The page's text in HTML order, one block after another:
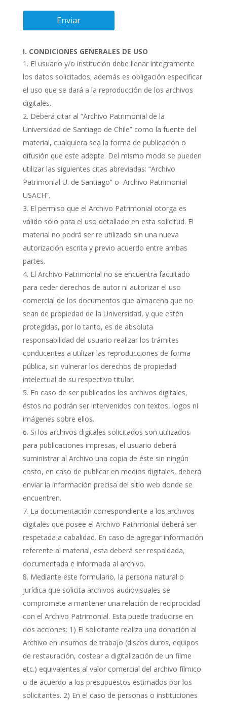
I. CONDICIONES GENERALES DE USO
El usuario y/o institución debe llenar íntegramente
los datos solicitados; además es obligación especificar
el uso que se dará a la reproducción de los archivos
digitales.
Deberá citar al “Archivo Patrimonial de la
Universidad de Santiago de Chile” como la fuente del
material, cualquiera sea la forma de publicación o
difusión que este adopte. Del mismo modo se pueden
utilizar las siguientes citas abreviadas: “Archivo
Patrimonial U. de Santiago” o Archivo Patrimonial
USACH”.
El permiso que el Archivo Patrimonial otorga es
válido sólo para el uso detallado en esta solicitud. El
material no podrá ser re utilizado sin una nueva
autorización escrita y previo acuerdo entre ambas
partes.
El Archivo Patrimonial no se encuentra facultado
para ceder derechos de autor ni autorizar el uso
comercial de los documentos que almacena que no
sean de propiedad de la Universidad, y que estén
protegidas, por lo tanto, es de absoluta
responsabilidad del usuario realizar los trámites
conducentes a utilizar las reproducciones de forma
pública, sin vulnerar los derechos de propiedad
intelectual de su respectivo titular.
En caso de ser publicados los archivos digitales,
éstos no podrán ser intervenidos con textos, logos ni
imágenes sobre ellos.
Si los archivos digitales solicitados son utilizados
para publicaciones impresas, el usuario deberá
suministrar al Archivo una copia de éste sin ningún
costo, en caso de publicar en medios digitales, deberá
enviar la información precisa del sitio web donde se
encuentren.
La documentación correspondiente a los archivos
digitales que posee el Archivo Patrimonial deberá ser
respetada a cabalidad. En caso de agregar información
referente al material, esta deberá ser respaldada,
documentada e informada al archivo.
Mediante este formulario, la persona natural o
jurídica que solicita archivos audiovisuales se
compromete a mantener una relación de reciprocidad
con el Archivo Patrimonial. Esta puede traducirse en
dos acciones: 1) El solicitante realiza una donación al
Archivo en insumos de trabajo (discos duros, equipos
de restauración, costear a digitalización de un filme
etc.) equivalentes al valor comercial del archivo fílmico
o de acuerdo a los presupuestos estimados por los
solicitantes. 2) En el caso de personas o instituciones